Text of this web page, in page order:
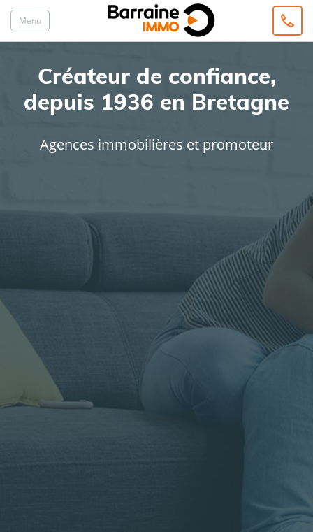
Menu
Créateur de confiance,
depuis 1936 en Bretagne
Agences immobilières et promoteur
Rayon